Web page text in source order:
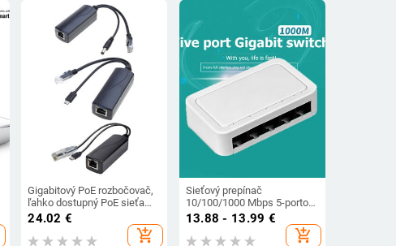
Gigabitový PoE rozbočovač,
ľahko dostupný PoE sieťam,
široko aplikačný rozbočovač,
24.02 €
add_shopping_cart
Sieťový prepínač
10/100/1000 Mbps 5-portový
ethernetový mini prepínač,
internetový rozbočovač,
stolný počítač, RJ45 sieťový
13.88 - 13.99 €
add_shopping_cart